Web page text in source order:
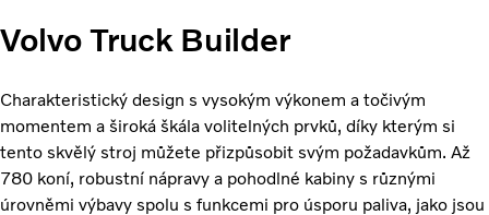
Volvo Truck Builder
Charakteristický design s vysokým výkonem a točivým
momentem a široká škála volitelných prvků, díky kterým si
tento skvělý stroj můžete přizpůsobit svým požadavkům. Až
780 koní, robustní nápravy a pohodlné kabiny s různými
úrovněmi výbavy spolu s funkcemi pro úsporu paliva, jako jsou